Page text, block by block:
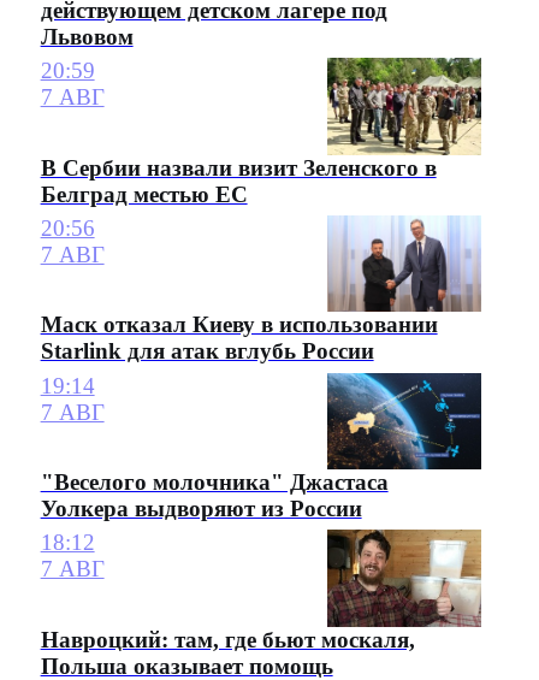
действующем детском лагере под
Львовом
20:59
7 АВГ
В Сербии назвали визит Зеленского в
Белград местью ЕС
20:56
7 АВГ
Маск отказал Киеву в использовании
Starlink для атак вглубь России
19:14
7 АВГ
"Веселого молочника" Джастаса
Уолкера выдворяют из России
18:12
7 АВГ
Навроцкий: там, где бьют москаля,
Польша оказывает помощь